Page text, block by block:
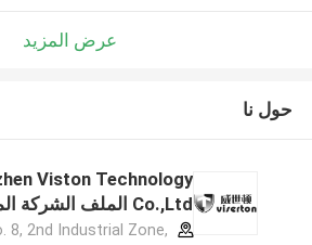
عرض المزيد
حول نا
Viston Technology
Co.,Ltd الملف الشركة المصنعة
8, 2nd Industrial Zone,